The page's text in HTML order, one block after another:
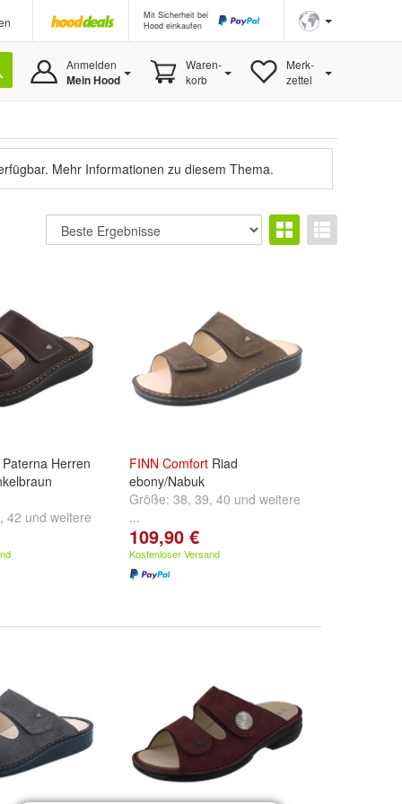
Mit Sicherheit bei
Hood einkaufen
Anmelden
Mein Hood
Waren-
korb
Merk-
zettel
Mehr Informationen zu diesem Thema.
Paterna Herren
, 42 und weitere
FINN Comfort Riad
ebony/Nabuk
Größe: 38, 39, 40 und weitere
...
109,90 €
Kostenloser Versand